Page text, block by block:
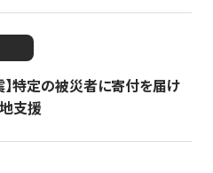
特定の被災者に寄付を届け
支援